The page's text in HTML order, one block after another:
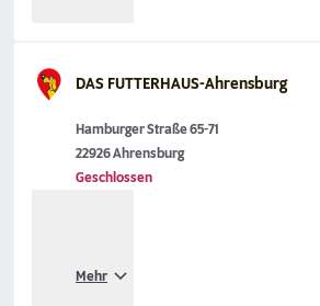
DAS FUTTERHAUS-Ahrensburg
Hamburger Straße 65-71
22926 Ahrensburg
Geschlossen
Mehr